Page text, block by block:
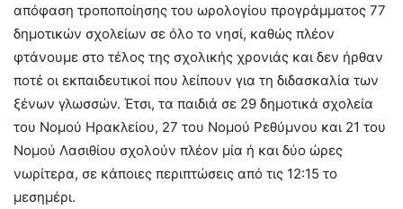
απόφαση τροποποίησης του ωρολογίου προγράμματος 77
δημοτικών σχολείων σε όλο το νησί, καθώς πλέον
φτάνουμε στο τέλος της σχολικής χρονιάς και δεν ήρθαν
ποτέ οι εκπαιδευτικοί που λείπουν για τη διδασκαλία των
ξένων γλωσσών. Έτσι, τα παιδιά σε 29 δημοτικά σχολεία
του Νομού Ηρακλείου, 27 του Νομού Ρεθύμνου και 21 του
Νομού Λασιθίου σχολούν πλέον μία ή και δύο ώρες
νωρίτερα, σε κάποιες περιπτώσεις από τις 12:15 το
μεσημέρι.